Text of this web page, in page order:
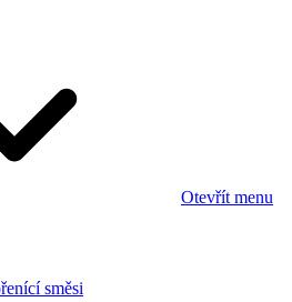
Otevřít menu
směsi